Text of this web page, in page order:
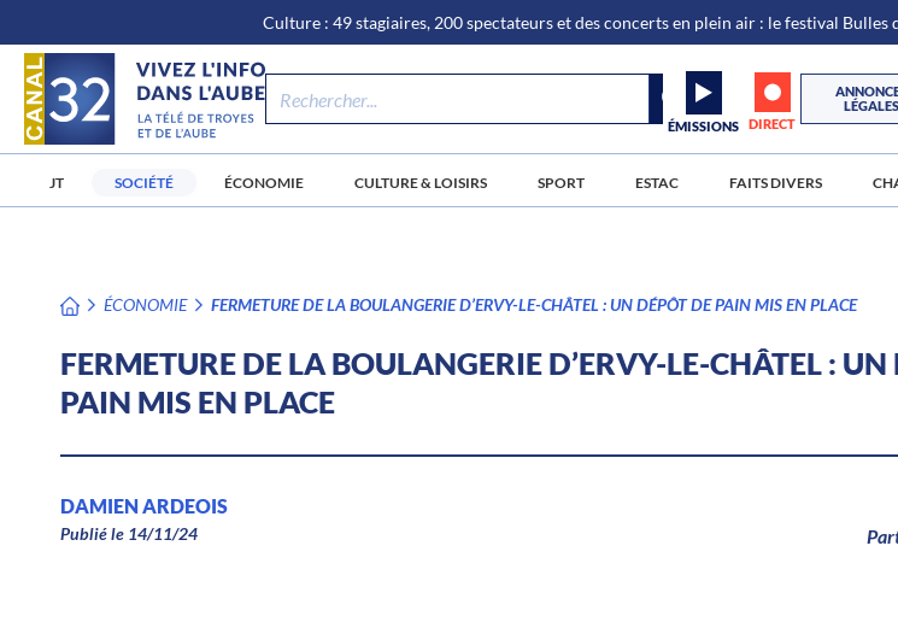
au
contenu
Culture : 49 stagiaires, 200 spectateurs et des concerts en plein air : le festival
ÉMISSIONS DIRECT
LÉGALES
JT SOCIÉTÉ ÉCONOMIE CULTURE & LOISIRS SPORT ESTAC FAITS DIVERS
ÉCONOMIE FERMETURE DE LA BOULANGERIE D’ERVY-LE-CHÂTEL : UN DÉPÔT DE PAIN MIS EN PLACE
FERMETURE DE LA BOULANGERIE D’ERVY-LE-CHÂTEL : UN
PAIN MIS EN PLACE
DAMIEN ARDEOIS
Publié le 14/11/24